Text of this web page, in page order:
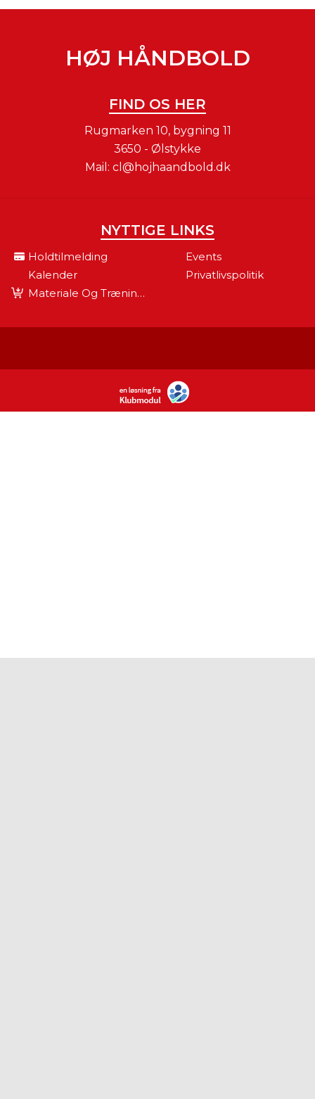
HØJ HÅNDBOLD
FIND OS HER
Rugmarken 10, bygning 11
3650 - Ølstykke
Mail: cl@hojhaandbold.dk
NYTTIGE LINKS
Holdtilmelding
Events
Kalender
Privatlivspolitik
Materiale Og Træningsudstyr